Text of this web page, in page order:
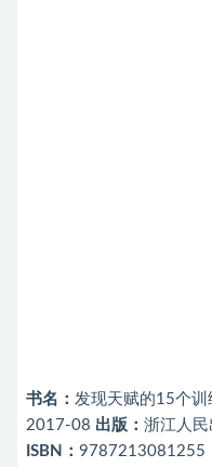
书名： 发现天赋的15个训
2017-08 出版： 浙江人民
ISBN： 9787213081255